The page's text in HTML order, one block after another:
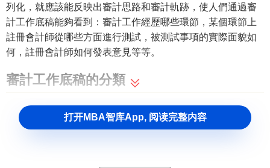
列化，就應該能反映出審計思路和審計軌跡，使人們通過審
計工作底稿能夠看到：審計工作經歷哪些環節，某個環節上
註冊會計師從哪些方面進行測試，被測試事項的實際面貌如
何，註冊會計師如何發表意見等等。
審計工作底稿的分類
審計工作底稿一般分為綜合類工作底稿、業務類工作底
稿和備查類工作底稿。
打开MBA智库App, 阅读完整内容